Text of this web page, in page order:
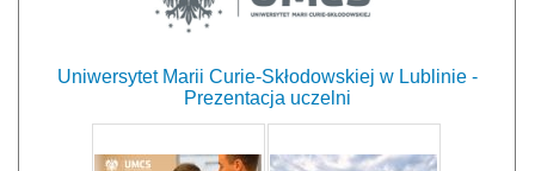
Uniwersytet Marii Curie-Skłodowskiej w Lublinie -
Prezentacja uczelni